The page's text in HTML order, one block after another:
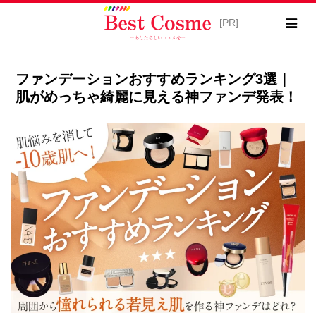
ファンデーションおすすめランキング3選｜
肌がめっちゃ綺麗に見える神ファンデ発表！